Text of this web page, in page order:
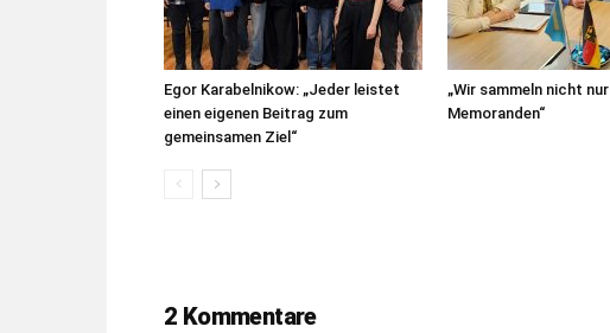
Egor Karabelnikow: „Jeder leistet
einen eigenen Beitrag zum
gemeinsamen Ziel“
„Wir sammeln nicht nur
Memoranden“
2 Kommentare